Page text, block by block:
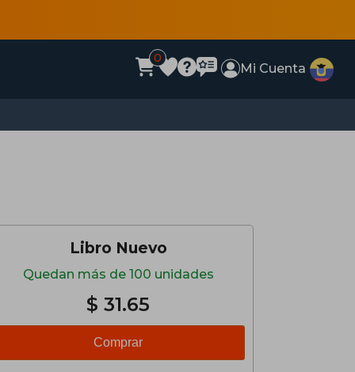
0
Mi Cuenta
Libro Nuevo
Quedan más de 100 unidades
$ 31.65
Comprar